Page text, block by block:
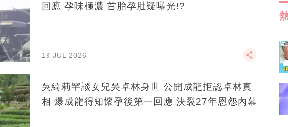
回應 孕味極濃 首胎孕肚疑曝光!?
19 JUL 2026
吳綺莉罕談女兒吳卓林身世 公開成龍拒認卓林真
相 爆成龍得知懷孕後第一回應 決裂27年恩怨內幕